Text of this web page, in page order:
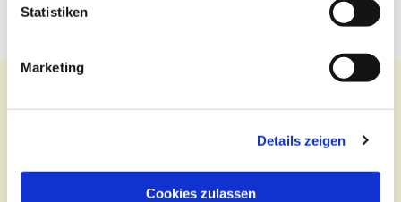
Statistiken
Marketing
Details zeigen
Cookies zulassen